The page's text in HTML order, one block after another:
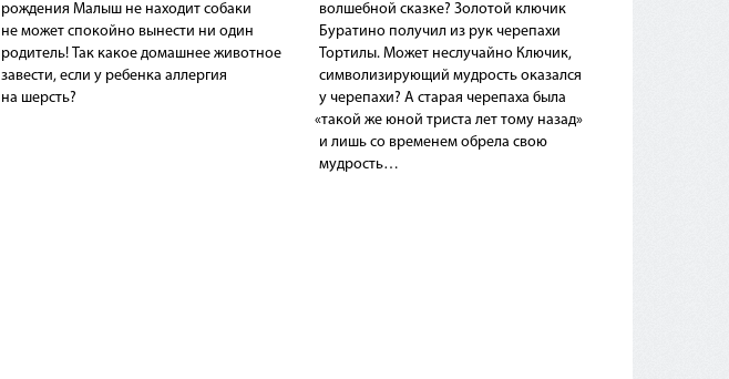
рождения Малыш не находит собаки
не может спокойно вынести ни один
родитель! Так какое домашнее животное
завести, если у ребенка аллергия
на шерсть?
волшебной сказке? Золотой ключик
Буратино получил из рук черепахи
Тортилы. Может неслучайно Ключик,
символизирующий мудрость оказался
у черепахи? А старая черепаха была
«такой же юной триста лет тому назад»
и лишь со временем обрела свою
мудрость…